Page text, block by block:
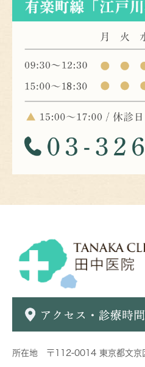
所在地 〒112-0014 東京都文京